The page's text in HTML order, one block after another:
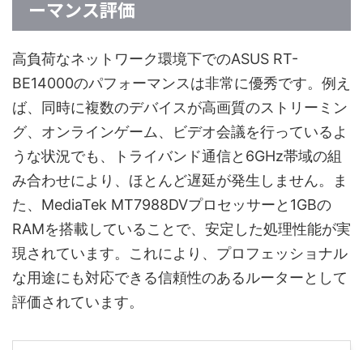
ーマンス評価
高負荷なネットワーク環境下でのASUS RT-
BE14000のパフォーマンスは非常に優秀です。例え
ば、同時に複数のデバイスが高画質のストリーミン
グ、オンラインゲーム、ビデオ会議を行っているよ
うな状況でも、トライバンド通信と6GHz帯域の組
み合わせにより、ほとんど遅延が発生しません。ま
た、MediaTek MT7988DVプロセッサーと1GBの
RAMを搭載していることで、安定した処理性能が実
現されています。これにより、プロフェッショナル
な用途にも対応できる信頼性のあるルーターとして
評価されています。